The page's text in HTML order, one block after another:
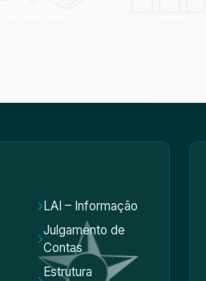
LAI – Informação
Julgamento de
Contas
Estrutura